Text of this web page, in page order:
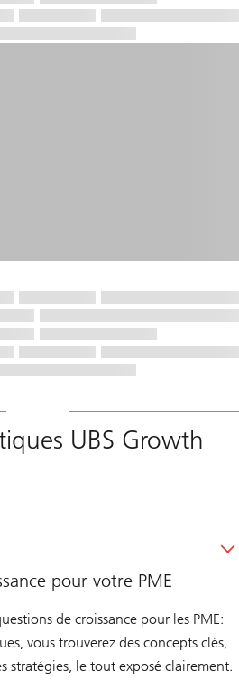
UBS Growth
pour votre PME
de croissance pour les PME:
vous trouverez des concepts clés,
stratégies, le tout exposé clairement.